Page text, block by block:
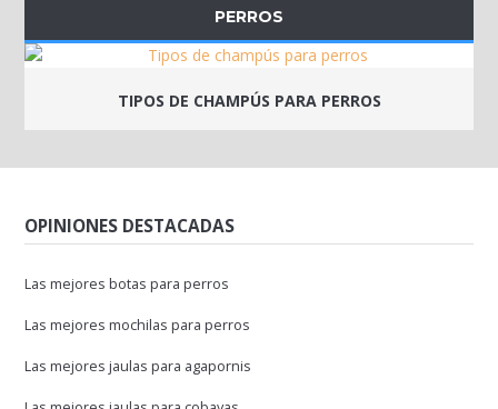
PERROS
TIPOS DE CHAMPÚS PARA PERROS
OPINIONES DESTACADAS
Las mejores botas para perros
Las mejores mochilas para perros
Las mejores jaulas para agapornis